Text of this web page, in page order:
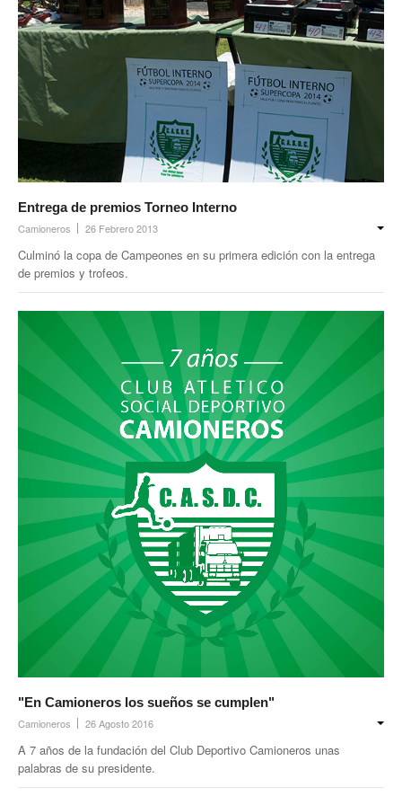
Entrega de premios Torneo Interno
Camioneros 26 Febrero 2013
Culminó la copa de Campeones en su primera edición con la entrega
de premios y trofeos.
"En Camioneros los sueños se cumplen"
Camioneros 26 Agosto 2016
A 7 años de la fundación del Club Deportivo Camioneros unas
palabras de su presidente.